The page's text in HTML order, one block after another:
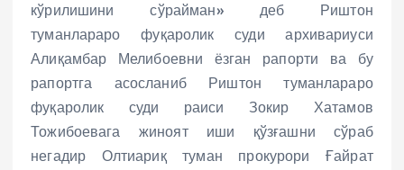
кўрилишини сўрайман» деб Риштон
туманлараро фуқаролик суди архивариуси
Алиқамбар Мелибоевни ёзган рапорти ва бу
рапортга асосланиб Риштон туманлараро
фуқаролик суди раиси Зокир Хатамов
Тожибоевага жиноят иши қўзғашни сўраб
негадир Олтиариқ туман прокурори Ғайрат